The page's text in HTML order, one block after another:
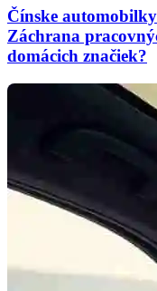
Čínske
Záchrana
domácich značiek?